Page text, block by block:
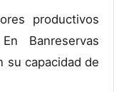
productivos
Banreservas
su capacidad de